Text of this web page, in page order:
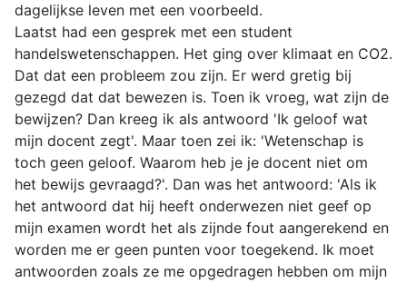
dagelijkse leven met een voorbeeld.
Laatst had een gesprek met een student
handelswetenschappen. Het ging over klimaat en CO2.
Dat dat een probleem zou zijn. Er werd gretig bij
gezegd dat dat bewezen is. Toen ik vroeg, wat zijn de
bewijzen? Dan kreeg ik als antwoord 'Ik geloof wat
mijn docent zegt'. Maar toen zei ik: 'Wetenschap is
toch geen geloof. Waarom heb je je docent niet om
het bewijs gevraagd?'. Dan was het antwoord: 'Als ik
het antwoord dat hij heeft onderwezen niet geef op
mijn examen wordt het als zijnde fout aangerekend en
worden me er geen punten voor toegekend. Ik moet
antwoorden zoals ze me opgedragen hebben om mijn